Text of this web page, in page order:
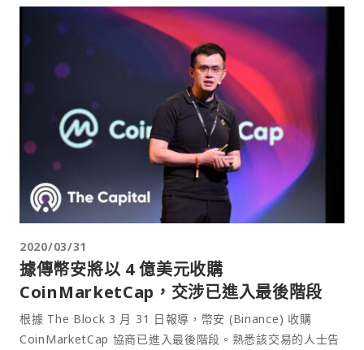
2020/03/31
據傳幣安將以 4 億美元收購
CoinMarketCap，交涉已進入最後階段
根據 The Block 3 月 31 日報導，幣安 (Binance) 收購
CoinMarketCap 協商已進入最後階段。熟悉該交易的人士告